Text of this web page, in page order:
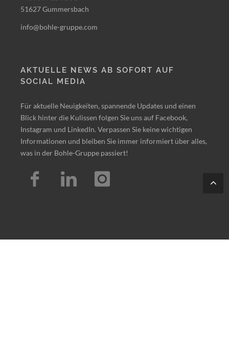
51627 Gummersbach
info@bohle-gruppe.com
AKTUELLE NEWS AB SOFORT AUF
SOCIAL MEDIA
Für aktuelle Neuigkeiten, spannende Updates und einen
Blick hinter die Kulissen folgen Sie uns auf Facebook,
Instagram und LinkedIn. Verpassen Sie keine wichtigen
Informationen und bleiben Sie immer informiert über alles,
was in der Bohle-Gruppe passiert!